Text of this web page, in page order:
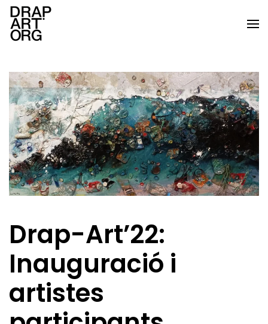
Skip to main content
Drap-Art’22:
Inauguració i
artistes